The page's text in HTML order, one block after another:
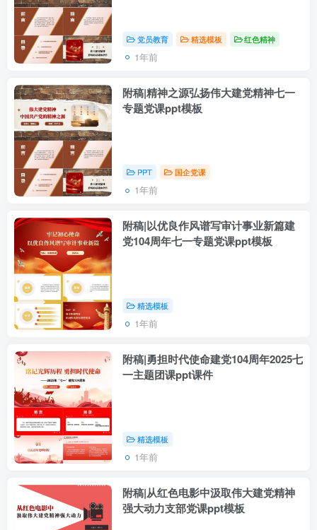
党员教育 精选模板 红色精神
1年前
附稿|精神之源弘扬伟大建党精神七一
专题党课ppt模板
PPT 国企党课
1年前
附稿|以优良作风谱写审计事业新篇建
党104周年七一专题党课ppt模板
精选模板
1年前
附稿|勇担时代使命建党104周年2025七
一主题团课ppt课件
精选模板
1年前
附稿|从红色电影中汲取伟大建党精神
强大动力支部党课ppt模板